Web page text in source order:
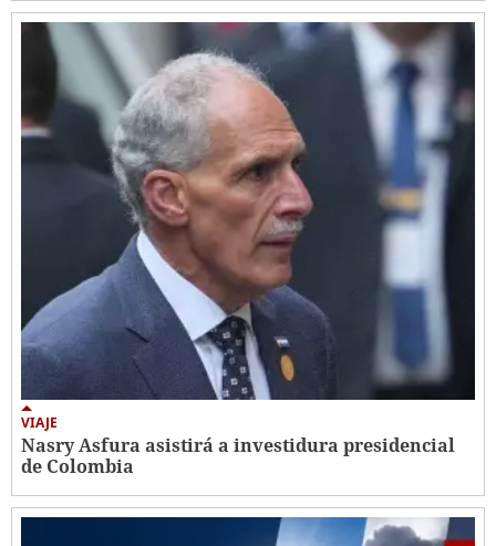
VIAJE
Nasry Asfura asistirá a investidura presidencial
de Colombia